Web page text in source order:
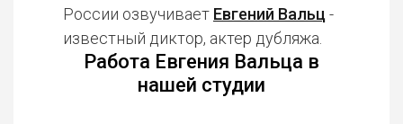
России озвучивает Евгений Вальц -
известный диктор, актер дубляжа.
Работа Евгения Вальца в
нашей студии